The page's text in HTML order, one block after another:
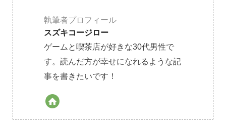
執筆者プロフィール
スズキコージロー
ゲームと喫茶店が好きな30代男性で
す。読んだ方が幸せになれるような記
事を書きたいです！